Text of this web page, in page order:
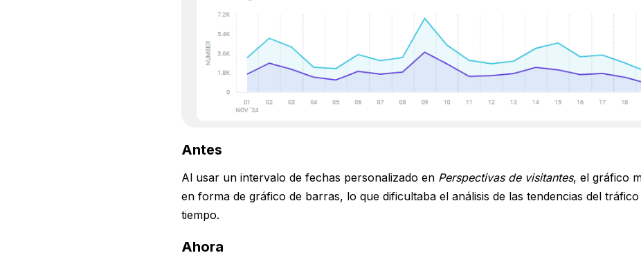
Antes
Al usar un intervalo de fechas personalizado en Perspectivas de visitantes, el gráfico
en forma de gráfico de barras, lo que dificultaba el análisis de las tendencias del
tiempo.
Ahora